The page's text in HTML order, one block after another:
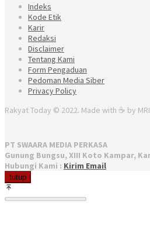
Indeks
Kode Etik
Karir
Redaksi
Disclaimer
Tentang Kami
Form Pengaduan
Pedoman Media Siber
Privacy Policy
Rakyat Today © 2022. Made with ☕ by
PT SWAARA MEDIA PERKASA
Gunung Bungsu, XIII Koto Kampar,
Hubungi Kami : Kirim Email
tutup